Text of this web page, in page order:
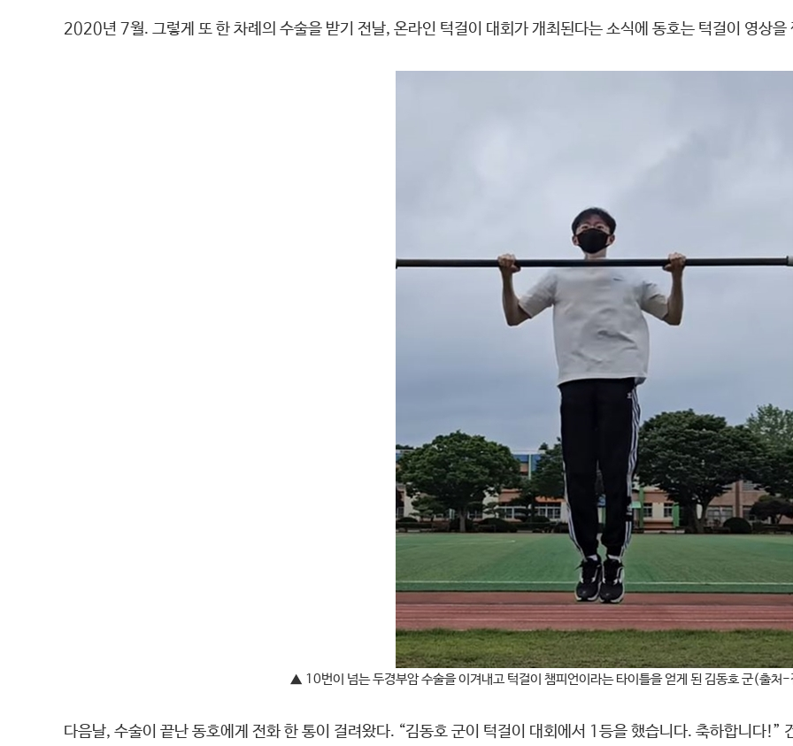
2020년 7월. 그렇게 또 한 차례의 수술을 받기 전날, 온라인 턱걸이 대회가 개최된다는 소식에 동호는 턱걸이 영상을
▲ 10번이 넘는 두경부암 수술을 이겨내고 턱걸이 챔피언이라는 타이틀을 얻게 된 김동호 군(출처
다음날, 수술이 끝난 동호에게 전화 한 통이 걸려왔다. “김동호 군이 턱걸이 대회에서 1등을 했습니다. 축하합니다!”